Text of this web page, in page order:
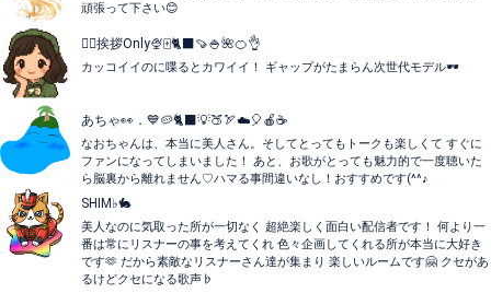
頑張って下さい😊
🙇‍♂️挨拶Only🍨🀄️🐈‍⬛🍠🍚🌺🍊👌
カッコイイのに喋るとカワイイ！ ギャップがたまらん次世代モデル🕶️
あちゃ👀．💙🥔🐈‍⬛‎‎💡🍑🏹☁️🎈🍎☕️
なおちゃんは、本当に美人さん。そしてとってもトークも楽しくて すぐに
ファンになってしまいました！ あと、お歌がとっても魅力的で一度聴いた
ら脳裏から離れません♡ハマる事間違いなし！おすすめです(^^♪
SHIM♭🐇
美人なのに気取った所が一切なく 超絶楽しく面白い配信者です！ 何より一
番は常にリスナーの事を考えてくれ 色々企画してくれる所が本当に大好き
です🫶 だから素敵なリスナーさん達が集まり 楽しいルームです🤗 クセがあ
るけどクセになる歌声♭